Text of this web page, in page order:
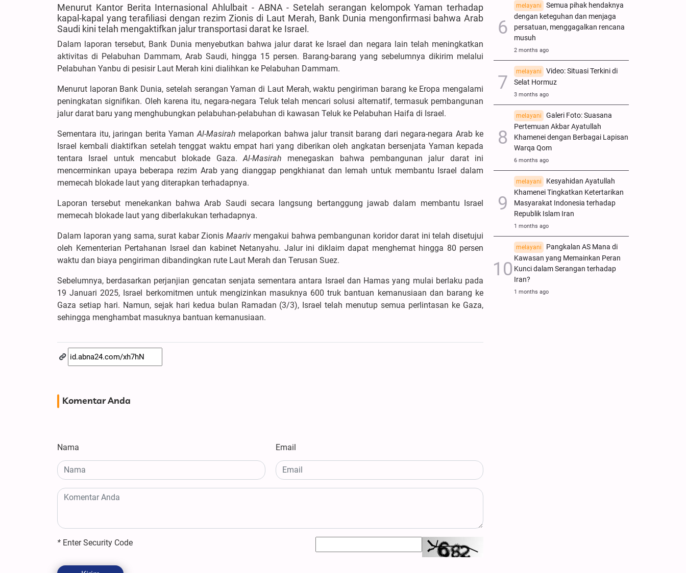
Menurut Kantor Berita Internasional Ahlulbait - ABNA - Setelah serangan kelompok Yaman terhadap
kapal-kapal yang terafiliasi dengan rezim Zionis di Laut Merah, Bank Dunia mengonfirmasi bahwa Arab
Saudi kini telah mengaktifkan jalur transportasi darat ke Israel.
Dalam laporan tersebut, Bank Dunia menyebutkan bahwa jalur darat ke Israel dan negara lain telah meningkatkan
aktivitas di Pelabuhan Dammam, Arab Saudi, hingga 15 persen. Barang-barang yang sebelumnya dikirim melalui
Pelabuhan Yanbu di pesisir Laut Merah kini dialihkan ke Pelabuhan Dammam.
Menurut laporan Bank Dunia, setelah serangan Yaman di Laut Merah, waktu pengiriman barang ke Eropa mengalami
peningkatan signifikan. Oleh karena itu, negara-negara Teluk telah mencari solusi alternatif, termasuk pembangunan
jalur darat baru yang menghubungkan pelabuhan-pelabuhan di kawasan Teluk ke Pelabuhan Haifa di Israel.
Sementara itu, jaringan berita YamanAl-Masirah melaporkan bahwa jalur transit barang dari negara-negara Arab ke
Israel kembali diaktifkan setelah tenggat waktu empat hari yang diberikan oleh angkatan bersenjata Yaman kepada
tentara Israel untuk mencabut blokade Gaza.Al-Masirah menegaskan bahwa pembangunan jalur darat ini
mencerminkan upaya beberapa rezim Arab yang dianggap pengkhianat dan lemah untuk membantu Israel dalam
memecah blokade laut yang diterapkan terhadapnya.
Laporan tersebut menekankan bahwa Arab Saudi secara langsung bertanggung jawab dalam membantu Israel
memecah blokade laut yang diberlakukan terhadapnya.
Dalam laporan yang sama, surat kabar Zionis Maarivmengakui bahwa pembangunan koridor darat ini telah disetujui
oleh Kementerian Pertahanan Israel dan kabinet Netanyahu. Jalur ini diklaim dapat menghemat hingga 80 persen
waktu dan biaya pengiriman dibandingkan rute Laut Merah dan Terusan Suez.
Sebelumnya, berdasarkan perjanjian gencatan senjata sementara antara Israel dan Hamas yang mulai berlaku pada
19 Januari 2025, Israel berkomitmen untuk mengizinkan masuknya 600 truk bantuan kemanusiaan dan barang ke
Gaza setiap hari. Namun, sejak hari kedua bulan Ramadan (3/3), Israel telah menutup semua perlintasan ke Gaza,
sehingga menghambat masuknya bantuan kemanusiaan.
Komentar Anda
Nama Email
* Enter Security Code
melayani
Semua pihak hendaknya
dengan keteguhan dan menjaga
persatuan, menggagalkan rencana
musuh
2 months ago
melayani
Video: Situasi Terkini di
Selat Hormuz
3 months ago
melayani
Galeri Foto: Suasana
Pertemuan Akbar Ayatullah
Khamenei dengan Berbagai Lapisan
Warqa Qom
6 months ago
melayani
Kesyahidan Ayatullah
Khamenei Tingkatkan Ketertarikan
Masyarakat Indonesia terhadap
Republik Islam Iran
1 months ago
melayani
Pangkalan AS Mana di
Kawasan yang Memainkan Peran
Kunci dalam Serangan terhadap
Iran?
1 months ago